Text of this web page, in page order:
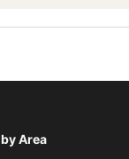
Area